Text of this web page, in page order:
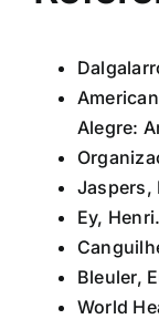
Alegre:
Jaspers,
Ey,
Bleuler,
World